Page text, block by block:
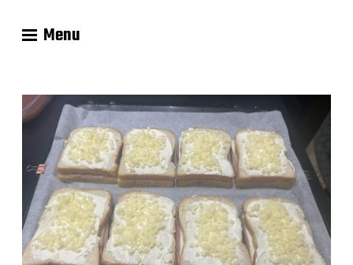
Menu
Les recettes
de Delphine